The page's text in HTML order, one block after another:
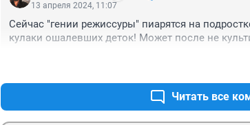
13 апреля 2024, 11:07
Сейчас "гении режиссуры" пиарятся на
кулаки ошалевших деток! Может после не
Читать все